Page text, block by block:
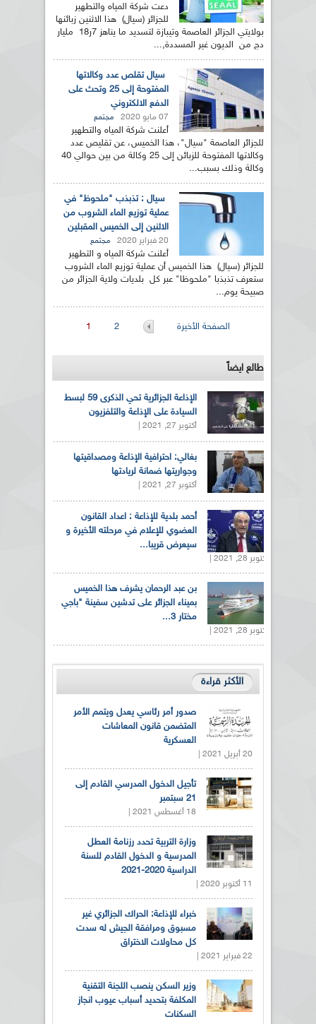
دعت شركة المياه والتطهير
للجزائر (سيال) هذا الاثنين زبائنها
بولايتي الجزائر العاصمة وتيبازة لتسديد ما يناهز 7ر18 مليار
دج من الديون غير المسددة,...
سيال تقلص عدد وكالاتها
المفتوحة إلى 25 وتحث على
الدفع الالكتروني
07 مايو 2020 مجتمع
أعلنت شركة المياه والتطهير
للجزائر العاصمة "سيال"، هذا الخميس، عن تقليص عدد
وكالاتها المفتوحة للزبائن إلى 25 وكالة من بين حوالي 40
وكالة وذلك بسبب...
سيال : تذبذب "ملحوظ" في
عملية توزيع الماء الشروب من
الاثنين إلى الخميس المقبلين
20 فبراير 2020 مجتمع
أعلنت شركة المياه و التطهير
للجزائر (سيال) هذا الخميس أن عملية توزيع الماء الشروب
ستعرف تذبذبا "ملحوظا" عبر كل بلديات ولاية الجزائر من
صبيحة يوم...
الصفحات 1 2 الصفحة الأخيرة
طالع ايضاً
الإذاعة الجزائرية تحي الذكرى 59 لبسط
السيادة على الإذاعة والتلفزيون
أكتوبر 27, 2021 |
بغالي: احترافية الإذاعة ومصداقيتها
وجواريتها ضمانة لريادتها
أكتوبر 27, 2021 |
أحمد بلدية للإذاعة : اعداد القانون
العضوي للإعلام في مرحلته الأخيرة و
سيعرض قريبا...
أكتوبر 28, 2021 |
بن عبد الرحمان يشرف هذا الخميس
بميناء الجزائر على تدشين سفينة "باجي
مختار 3...
أكتوبر 28, 2021 |
الأكثر قراءة
صدور أمر رئاسي يعدل ويتمم الأمر
المتضمن قانون المعاشات
العسكرية
20 أبريل 2021 |
تأجيل الدخول المدرسي القادم إلى
21 سبتمبر
18 أغسطس 2021 |
وزارة التربية تحدد رزنامة العطل
المدرسية و الدخول القادم للسنة
الدراسية 2020-2021
11 أكتوبر 2020 |
خبراء للإذاعة: الحراك الجزائري غير
مسبوق ومرافقة الجيش له سدت
كل محاولات الاختراق
22 فبراير 2021 |
وزير السكن ينصب اللجنة التقنية
المكلفة بتحديد أسباب عيوب انجاز
السكنات